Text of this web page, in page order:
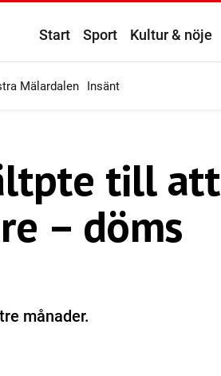
Start Sport Kultur & nöje
Mälardalen Insänt
till att
– döms
månader.